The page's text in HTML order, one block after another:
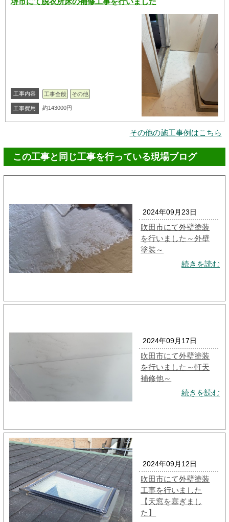
工事内容 工事全般 その他
工事費用 約143000円
その他の施工事例はこちら
この工事と同じ工事を行っている現場ブログ
2024年09月23日
吹田市にて外壁塗装
を行いました～外壁
塗装～
続きを読む
2024年09月17日
吹田市にて外壁塗装
を行いました～軒天
補修他～
続きを読む
2024年09月12日
吹田市にて外壁塗装
工事を行いました
【天窓を塞ぎまし
た】